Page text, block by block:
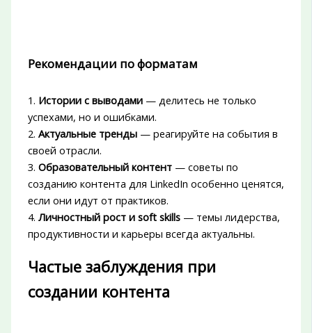
Рекомендации по форматам
1. Истории с выводами— делитесь не только
успехами, но и ошибками.
2. Актуальные тренды— реагируйте на события в
своей отрасли.
3. Образовательный контент— советы по
созданию контента для LinkedIn особенно ценятся,
если они идут от практиков.
4. Личностный рост и soft skills— темы лидерства,
продуктивности и карьеры всегда актуальны.
Частые заблуждения при
создании контента